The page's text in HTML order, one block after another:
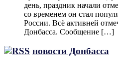
день, праздник начали
со временем он стал
России. Всё активней
Донбасса. Сообщение […]
новости Донбасса